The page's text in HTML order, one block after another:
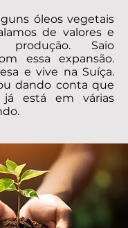
óleos vegetais
de valores e
Saio
essa expansão.
e vive na Suíça.
dando conta que
já está em várias